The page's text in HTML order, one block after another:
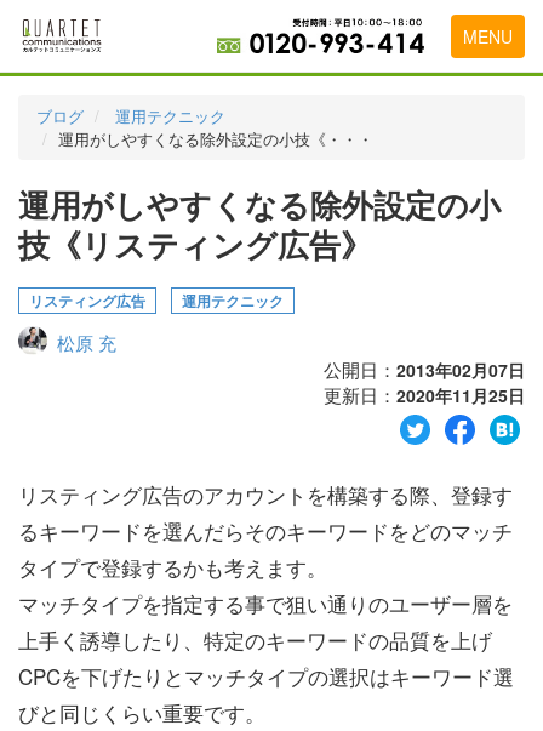
MENU
料金表
実績・お客様の声
初めて導入をお考えの方
代理店の乗り換えをお考えの方
広告代理店・HP制作会社様へ
お問い合わせ
ブログ
運用テクニック
運用がしやすくなる除外設定の小技《・・・
運用がしやすくなる除外設定の小
技《リスティング広告》
リスティング広告 運用テクニック
松原 充
公開日： 2013年02月07日
更新日： 2020年11月25日
リスティング広告のアカウントを構築する際、登録す
るキーワードを選んだらそのキーワードをどのマッチ
タイプで登録するかも考えます。
マッチタイプを指定する事で狙い通りのユーザー層を
上手く誘導したり、特定のキーワードの品質を上げ
CPCを下げたりとマッチタイプの選択はキーワード選
びと同じくらい重要です。